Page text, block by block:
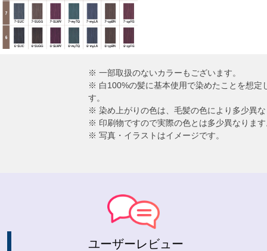
※ 一部取扱のないカラーもございます。
※ 白100%の髪に基本使用で染めたことを想定
す。
※ 染め上がりの色は、毛髪の色により多少異
※ 印刷物ですので実際の色とは多少異なりま
※ 写真・イラストはイメージです。
ユーザーレビュー